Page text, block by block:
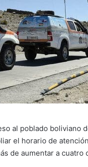
al poblado boliviano
el horario de
de aumentar a